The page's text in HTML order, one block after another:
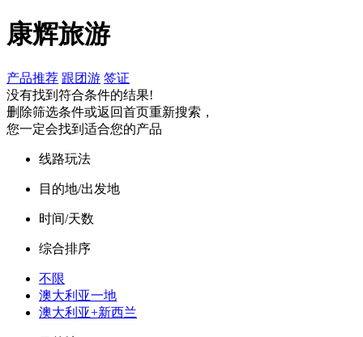
康辉旅游
产品推荐 跟团游 签证
没有找到符合条件的结果!
删除筛选条件或返回首页重新搜索，
您一定会找到适合您的产品
线路玩法
目的地/出发地
时间/天数
综合排序
不限
澳大利亚一地
澳大利亚+新西兰